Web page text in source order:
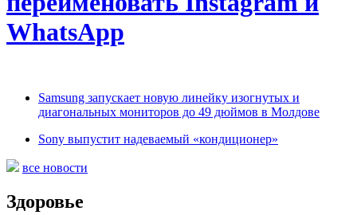
WhatsApp
Samsung запускает новую линейку изогнутых и
диагональных мониторов до 49 дюймов в Молдове
Sony выпустит надеваемый «кондиционер»
все новости
Здоровье